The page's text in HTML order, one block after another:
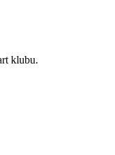
klubu.